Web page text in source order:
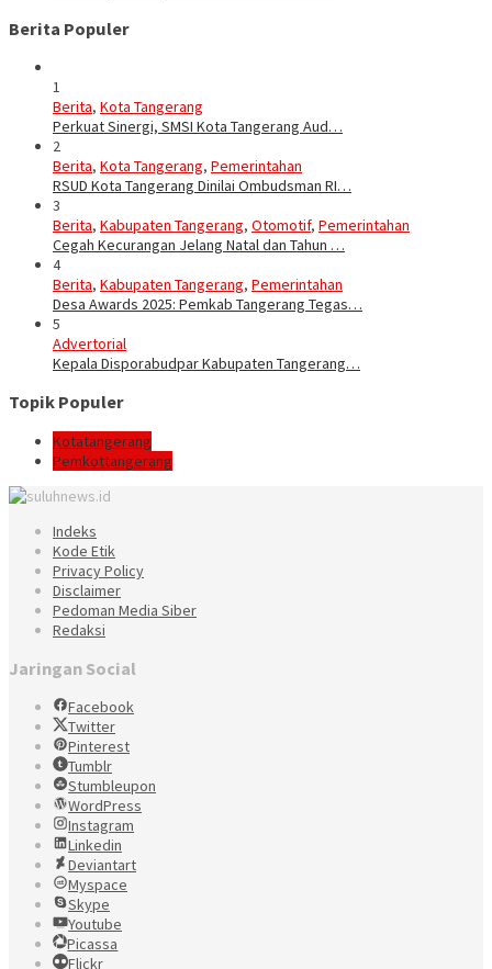
Berita Populer
1
Berita, Kota Tangerang
Perkuat Sinergi, SMSI Kota Tangerang Aud…
2
Berita, Kota Tangerang, Pemerintahan
RSUD Kota Tangerang Dinilai Ombudsman RI…
3
Berita, Kabupaten Tangerang, Otomotif, Pemerintahan
Cegah Kecurangan Jelang Natal dan Tahun …
4
Berita, Kabupaten Tangerang, Pemerintahan
Desa Awards 2025: Pemkab Tangerang Tegas…
5
Advertorial
Kepala Disporabudpar Kabupaten Tangerang…
Topik Populer
Kotatangerang
Pemkottangerang
Indeks
Kode Etik
Privacy Policy
Disclaimer
Pedoman Media Siber
Redaksi
Jaringan Social
Facebook
Twitter
Pinterest
Tumblr
Stumbleupon
WordPress
Instagram
Linkedin
Deviantart
Myspace
Skype
Youtube
Picassa
Flickr